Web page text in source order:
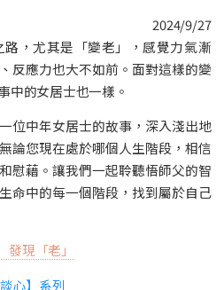
2024/9/27
，尤其是「變老」，感覺力氣漸
反應力也大不如前。面對這樣的變
中的女居士也一樣。
位中年女居士的故事，深入淺出地
論您現在處於哪個人生階段，相信
慰藉。讓我們一起聆聽悟師父的智
命中的每一個階段，找到屬於自己
現「老」
心】系列